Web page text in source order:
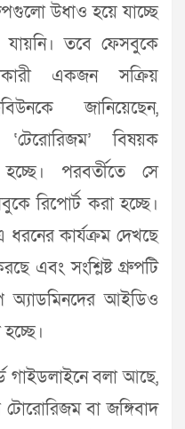
উধাও হয়ে যাচ্ছে
তবে ফেসবুকে
একজন সক্রিয়
জানিয়েছেন,
বিষয়ক
পরবর্তীতে সে
রিপোর্ট করা হচ্ছে।
কার্যক্রম দেখছে
এবং সংশ্লিষ্ট গ্রুপটি
অ্যাডমিনদের আইডিও
গাইডলাইনে বলা আছে,
বা জঙ্গিবাদ